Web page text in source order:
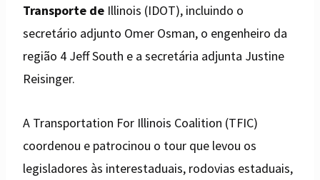
Transporte de Illinois (IDOT), incluindo o
secretário adjunto Omer Osman, o engenheiro da
região 4 Jeff South e a secretária adjunta Justine
Reisinger.
A Transportation For Illinois Coalition (TFIC)
coordenou e patrocinou o tour que levou os
legisladores às interestaduais, rodovias estaduais,